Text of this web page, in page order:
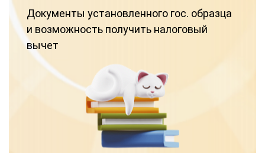
Документы установленного гос. образца
и возможность получить налоговый
вычет